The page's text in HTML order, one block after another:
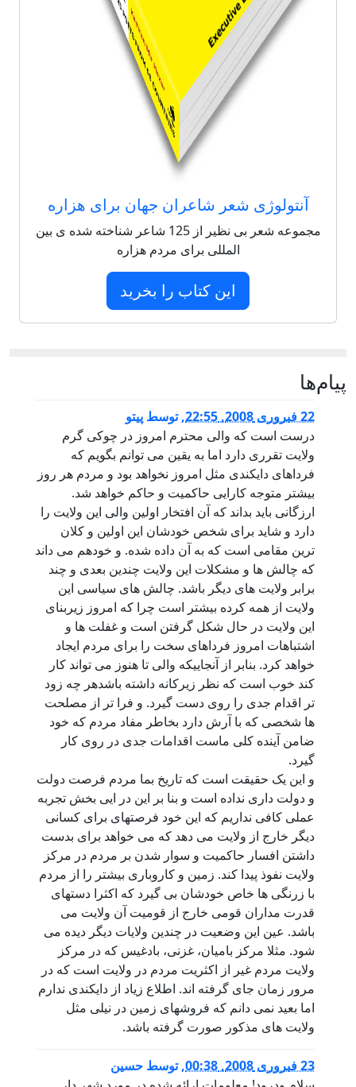
آنتولوژی شعر شاعران جهان برای هزاره
مجموعه شعر بی نظیر از 125 شاعر شناخته شده ی بین
المللی برای مردم هزاره
این کتاب را بخرید
پيام‌ها
22 فبروری 2008, 22:55 ,توسطپیتو
درست است که والی محترم امروز در چوکی گرم
ولایت تقرری دارد اما به یقین می توانم بگویم که
فرداهای دایکندی مثل امروز نخواهد بود و مردم هر روز
بیشتر متوجه کارایی حاکمیت و حاکم خواهد شد.
ارزگانی باید بداند که آن افتخار اولین والی این ولایت را
دارد و شاید برای شخص خودشان این اولین و کلان
ترین مقامی است که به آن داده شده. و خودهم می داند
که چالش ها و مشکلات این ولایت چندین بعدی و چند
برابر ولایت های دیگر باشد. چالش های سیاسی این
ولایت از همه کرده بیشتر است چرا که امروز زیربنای
این ولایت در حال شکل گرفتن است و غفلت ها و
اشتباهات امروز فرداهای سخت را برای مردم ایجاد
خواهد کرد. بنابر از آنجاییکه والی تا هنوز می تواند کار
کند خوب است که نظر زیرکانه داشته باشدهر چه زود
تر اقدام جدی را روی دست گیرد. و فرا تر از مصلحت
ها شخصی که با آرش دارد بخاطر مفاد مردم که خود
ضامن آینده کلی ماست اقدامات جدی در روی کار
گیرد.
و این یک حقیقت است که تاریخ بما مردم فرصت دولت
و دولت داری نداده است و بنا بر این در ایی بخش تجربه
عملی کافی نداریم که این خود فرصتهای برای کسانی
دیگر خارج از ولایت می دهد که می خواهد برای بدست
داشتن افسار حاکمیت و سوار شدن بر مردم در مرکز
ولایت نفوذ پیدا کند. زمین و کاروباری بیشتر را از مردم
با زرنگی ها خاص خودشان بی گیرد که اکثرا دستهای
قدرت مداران قومی خارج از قومیت آن ولایت می
باشد. عین این وضعیت در چندین ولایات دیگر دیده می
شود. مثلا مرکز بامیان، غزنی، بادغیس که در مرکز
ولایت مردم غیر از اکثریت مردم در ولایت است که در
مرور زمان جای گرفته اند. اطلاع زیاد از دایکندی ندارم
اما بعید نمی دانم که فروشهای زمین در نیلی مثل
ولایت های مذکور صورت گرفته باشد.
23 فبروری 2008, 00:38 ,توسط حسین